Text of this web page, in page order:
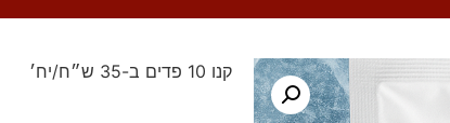
קנו 10 פדים ב-35 ש״ח/יח׳